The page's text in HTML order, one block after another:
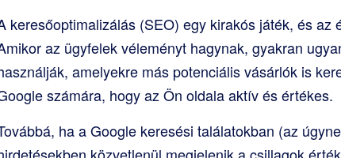
keresőoptimalizálás (SEO) egy kirakós játék, és
az ügyfelek véleményt hagynak, gyakran
amelyekre más potenciális vásárlók is
számára, hogy az Ön oldala aktív és értékes.
ha a Google keresési találatokban (az
közvetlenül megjelenik a csillagok